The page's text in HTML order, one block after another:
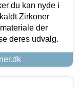
du kan nyde i
Zirkoner
der
deres udvalg.